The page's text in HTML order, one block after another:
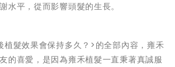
水平，從而影響頭髮的生長。
植髮效果會保持多久？>的全部內容，雍禾
的喜愛，是因為雍禾植髮一直秉著真誠服